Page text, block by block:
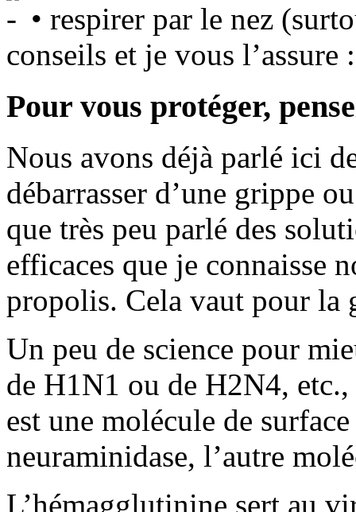
• respirer par le nez
conseils et je vous
Pour vous protéger,
Nous avons déjà parlé ici
débarrasser d’une grippe
que très peu parlé des
efficaces que je connaisse
propolis. Cela vaut pour la
Un peu de science pour
de H1N1 ou de H2N4,
est une molécule de
neuraminidase, l’autre
L’hémagglutinine sert au